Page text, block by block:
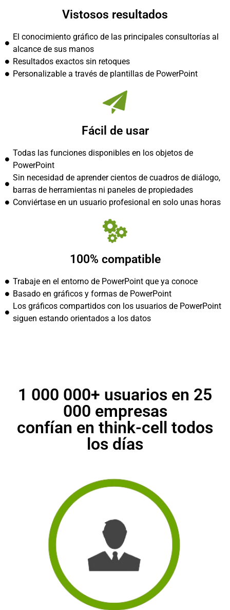
Vistosos resultados
El conocimiento gráfico de las principales consultorías al
alcance de sus manos
Resultados exactos sin retoques
Personalizable a través de plantillas de PowerPoint
Fácil de usar
Todas las funciones disponibles en los objetos de
PowerPoint
Sin necesidad de aprender cientos de cuadros de diálogo,
barras de herramientas ni paneles de propiedades
Conviértase en un usuario profesional en solo unas horas
100% compatible
Trabaje en el entorno de PowerPoint que ya conoce
Basado en gráficos y formas de PowerPoint
Los gráficos compartidos con los usuarios de PowerPoint
siguen estando orientados a los datos
1 000 000+ usuarios en 25
000 empresas
confían en think-cell todos
los días